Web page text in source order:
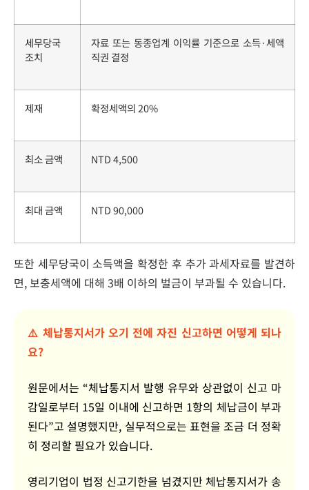
세무당국
조치
자료 또는 동종업계 이익률 기준으로 소득·세액
직권 결정
제재 확정세액의 20%
최소 금액 NTD 4,500
최대 금액 NTD 90,000
또한 세무당국이 소득액을 확정한 후 추가 과세자료를 발견하
면, 보충세액에 대해 3배 이하의 벌금이 부과될 수 있습니다.
⚠️ 체납통지서가 오기 전에 자진 신고하면 어떻게 되나
요?
원문에서는 “체납통지서 발행 유무와 상관없이 신고 마
감일로부터 15일 이내에 신고하면 1항의 체납금이 부과
된다”고 설명했지만, 실무적으로는 표현을 조금 더 정확
히 정리할 필요가 있습니다.
영리기업이 법정 신고기한을 넘겼지만 체납통지서가 송